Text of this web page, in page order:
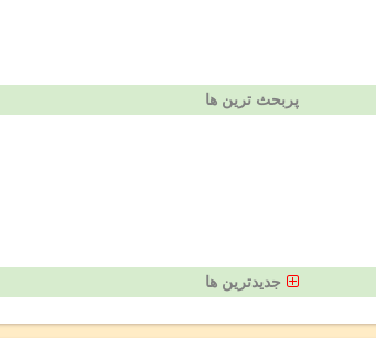
پربحث ترین ها
جدیدترین ها